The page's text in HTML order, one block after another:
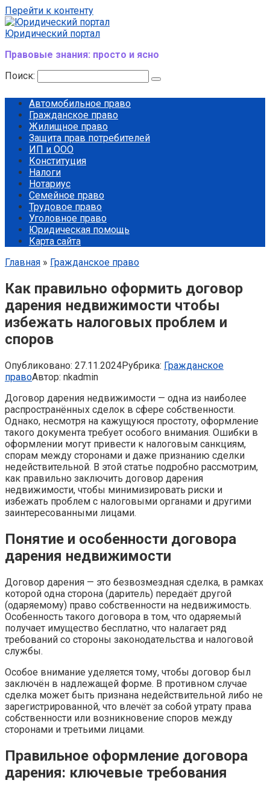
Перейти к контенту
Юридический портал
Правовые знания: просто и ясно
Поиск:
Автомобильное право
Гражданское право
Жилищное право
Защита прав потребителей
ИП и ООО
Конституция
Налоги
Нотариус
Семейное право
Трудовое право
Уголовное право
Юридическая помощь
Карта сайта
Главная » Гражданское право
Как правильно оформить договор
дарения недвижимости чтобы
избежать налоговых проблем и
споров
Опубликовано: 27.11.2024Рубрика: Гражданское
правоАвтор: nkadmin
Договор дарения недвижимости — одна из наиболее
распространённых сделок в сфере собственности.
Однако, несмотря на кажущуюся простоту, оформление
такого документа требует особого внимания. Ошибки в
оформлении могут привести к налоговым санкциям,
спорам между сторонами и даже признанию сделки
недействительной. В этой статье подробно рассмотрим,
как правильно заключить договор дарения
недвижимости, чтобы минимизировать риски и
избежать проблем с налоговыми органами и другими
заинтересованными лицами.
Понятие и особенности договора
дарения недвижимости
Договор дарения — это безвозмездная сделка, в рамках
которой одна сторона (даритель) передаёт другой
(одаряемому) право собственности на недвижимость.
Особенность такого договора в том, что одаряемый
получает имущество бесплатно, что налагает ряд
требований со стороны законодательства и налоговой
службы.
Особое внимание уделяется тому, чтобы договор был
заключён в надлежащей форме. В противном случае
сделка может быть признана недействительной либо не
зарегистрированной, что влечёт за собой утрату права
собственности или возникновение споров между
сторонами и третьими лицами.
Правильное оформление договора
дарения: ключевые требования